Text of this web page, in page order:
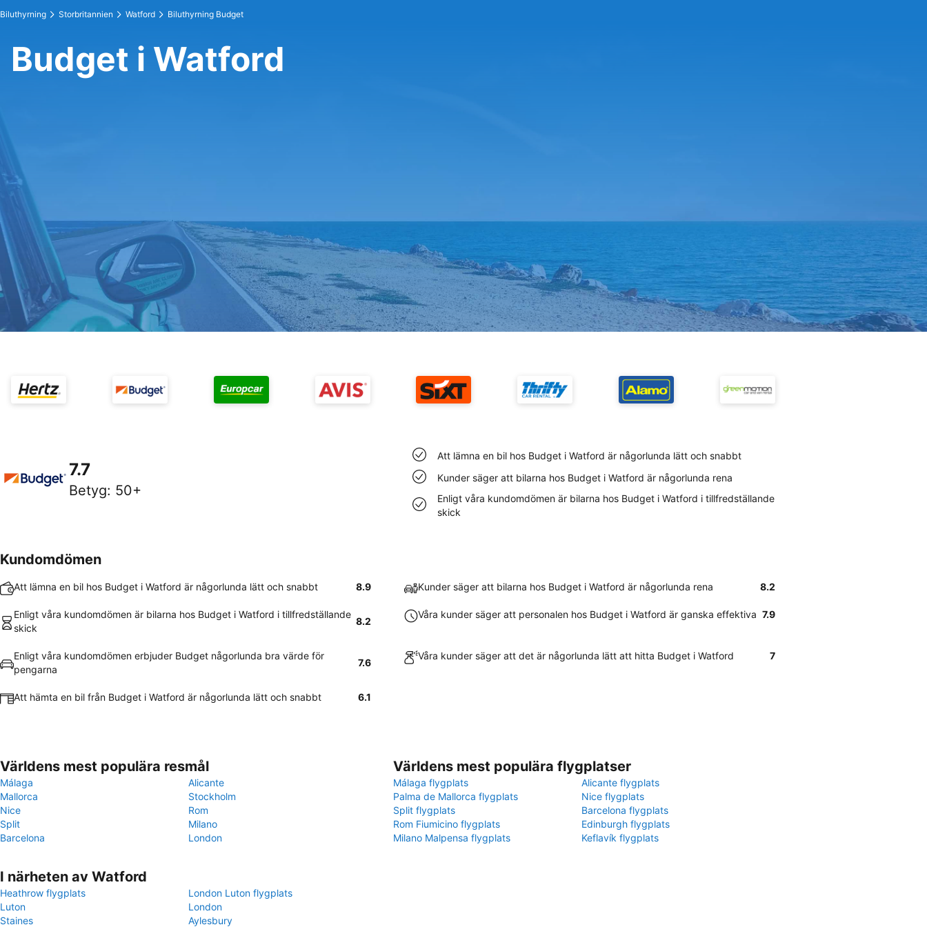
Biluthyrning Storbritannien Watford Biluthyrning Budget
Budget i Watford
7.7
Betyg: 50+
Att lämna en bil hos Budget i Watford är någorlunda lätt och snabbt
Kunder säger att bilarna hos Budget i Watford är någorlunda rena
Enligt våra kundomdömen är bilarna hos Budget i Watford i tillfredställande
skick
Kundomdömen
Att lämna en bil hos Budget i Watford är någorlunda lätt och snabbt 8.9 Kunder säger att bilarna hos Budget i Watford är någorlunda rena 8.2
Enligt våra kundomdömen är bilarna hos Budget i Watford i tillfredställande
skick
8.2
Våra kunder säger att personalen hos Budget i Watford är ganska effektiva 7.9
Enligt våra kundomdömen erbjuder Budget någorlunda bra värde för
pengarna
7.6
Våra kunder säger att det är någorlunda lätt att hitta Budget i Watford 7
Att hämta en bil från Budget i Watford är någorlunda lätt och snabbt 6.1
Världens mest populära resmål
Málaga
Alicante
Mallorca
Stockholm
Nice
Rom
Split
Milano
Barcelona
London
Världens mest populära flygplatser
Málaga flygplats
Alicante flygplats
Palma de Mallorca flygplats
Nice flygplats
Split flygplats
Barcelona flygplats
Rom Fiumicino flygplats
Edinburgh flygplats
Milano Malpensa flygplats
Keflavík flygplats
I närheten av Watford
Heathrow flygplats
London Luton flygplats
Luton
London
Staines
Aylesbury